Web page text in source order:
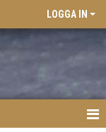
LOGGA IN